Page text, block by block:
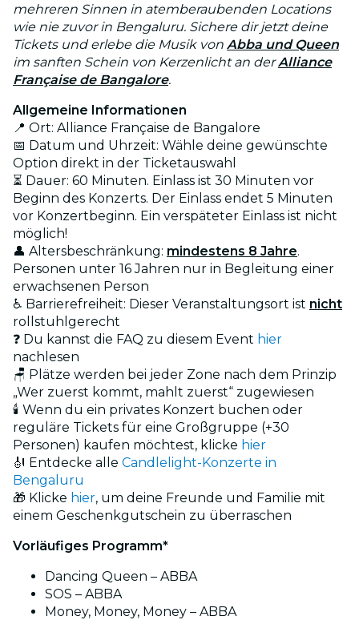
mehreren Sinnen in atemberaubenden Locations
wie nie zuvor in Bengaluru. Sichere dir jetzt deine
Tickets und erlebe die Musik von Abba und Queen
im sanften Schein von Kerzenlicht an derAlliance
Française de Bangalore.
Allgemeine Informationen
📍 Ort: Alliance Française de Bangalore
📅 Datum und Uhrzeit: Wähle deine gewünschte
Option direkt in der Ticketauswahl
⏳ Dauer: 60 Minuten. Einlass ist 30 Minuten vor
Beginn des Konzerts. Der Einlass endet 5 Minuten
vor Konzertbeginn. Ein verspäteter Einlass ist nicht
möglich!
👤 Altersbeschränkung: mindestens 8 Jahre.
Personen unter 16 Jahren nur in Begleitung einer
erwachsenen Person
♿ Barrierefreiheit: Dieser Veranstaltungsort ist nicht
rollstuhlgerecht
❓ Du kannst die FAQ zu diesem Event hier
nachlesen
🪑 Plätze werden bei jeder Zone nach dem Prinzip
„Wer zuerst kommt, mahlt zuerst“ zugewiesen
🕯️ Wenn du ein privates Konzert buchen oder
reguläre Tickets für eine Großgruppe (+30
Personen) kaufen möchtest, klicke hier
🎻 Entdecke alle Candlelight-Konzerte in
Bengaluru
🎁 Klicke hier, um deine Freunde und Familie mit
einem Geschenkgutschein zu überraschen
Vorläufiges Programm*
Dancing Queen – ABBA
SOS – ABBA
Money, Money, Money – ABBA